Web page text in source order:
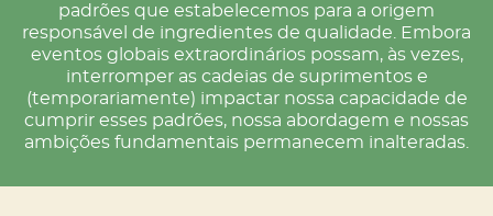
padrões que estabelecemos para a origem
responsável de ingredientes de qualidade. Embora
eventos globais extraordinários possam, às vezes,
interromper as cadeias de suprimentos e
(temporariamente) impactar nossa capacidade de
cumprir esses padrões, nossa abordagem e nossas
ambições fundamentais permanecem inalteradas.